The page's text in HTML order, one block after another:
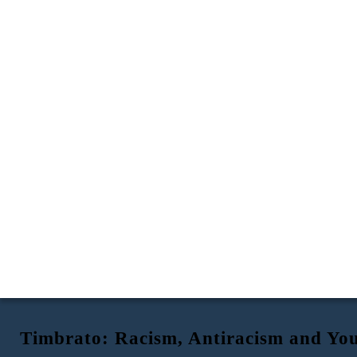
Timbrato: Racism, Antiracism and